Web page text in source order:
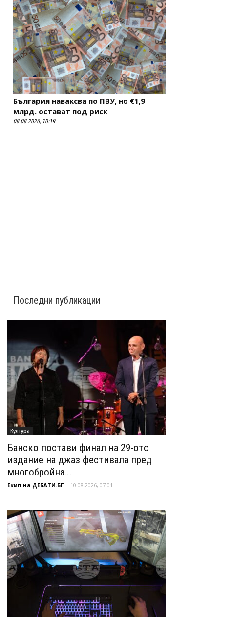
България наваксва по ПВУ, но €1,9
млрд. остават под риск
08.08.2026, 10:19
Последни публикации
Култура
Банско постави финал на 29-ото
издание на джаз фестивала пред
многобройна...
Екип на ДЕБАТИ.БГ - 10.08.2026, 07:01